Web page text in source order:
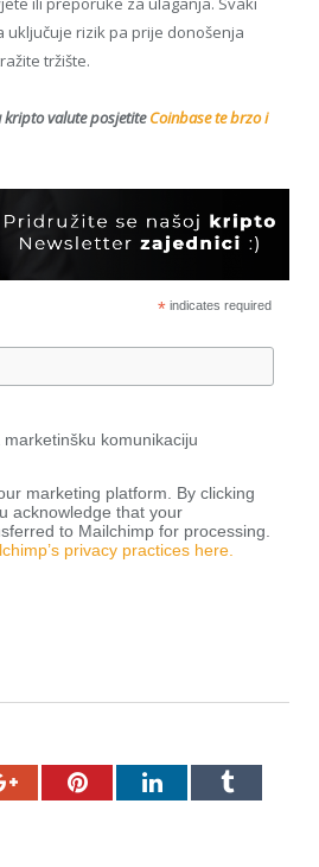
uključuje rizik pa prije donošenja
tržište.
kripto valute posjetiteCoinbase te brzo i
*indicates required
komunikaciju
marketing platform. By clicking
acknowledge that your
to Mailchimp for processing.
privacy practices here.
Google+PinterestLinkedInTumblr